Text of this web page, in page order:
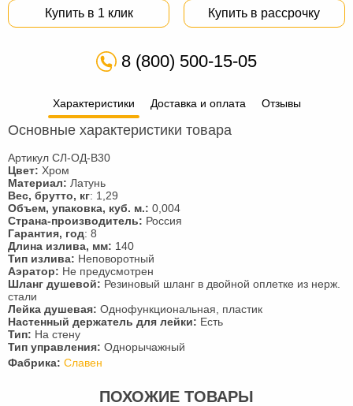
Купить в 1 клик Купить в рассрочку
8 (800) 500-15-05
Характеристики Доставка и оплата Отзывы
Основные характеристики товара
Артикул СЛ-ОД-В30
Цвет: Хром
Материал: Латунь
Вес, брутто, кг: 1,29
Объем, упаковка, куб. м.: 0,004
Страна-производитель: Россия
Гарантия, год: 8
Длина излива, мм: 140
Тип излива: Неповоротный
Аэратор: Не предусмотрен
Шланг душевой: Резиновый шланг в двойной оплетке из нерж.
стали
Лейка душевая: Однофункциональная, пластик
Настенный держатель для лейки: Есть
Тип: На стену
Тип управления: Однорычажный
Фабрика: Славен
ПОХОЖИЕ ТОВАРЫ